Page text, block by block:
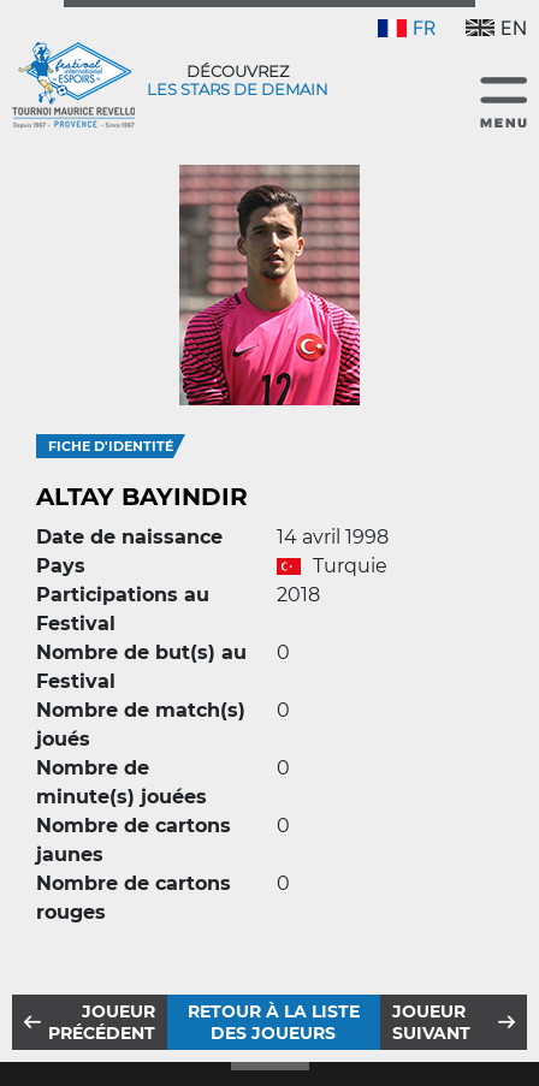
FR EN
DÉCOUVREZ
LES STARS DE DEMAIN
FICHE D'IDENTITÉ
ALTAY BAYINDIR
Date de naissance
14 avril 1998
Pays
Turquie
Participations au
Festival
2018
Nombre de but(s) au
Festival
0
Nombre de match(s)
joués
0
Nombre de
minute(s) jouées
0
Nombre de cartons
jaunes
0
Nombre de cartons
rouges
0
JOUEUR
PRÉCÉDENT
RETOUR À LA LISTE
DES JOUEURS
JOUEUR
SUIVANT